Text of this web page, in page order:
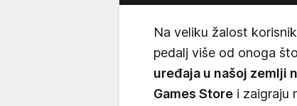
Na veliku žalost
pedalj više od onoga
uređaja u našoj zemlji
Games Store i zaigraju